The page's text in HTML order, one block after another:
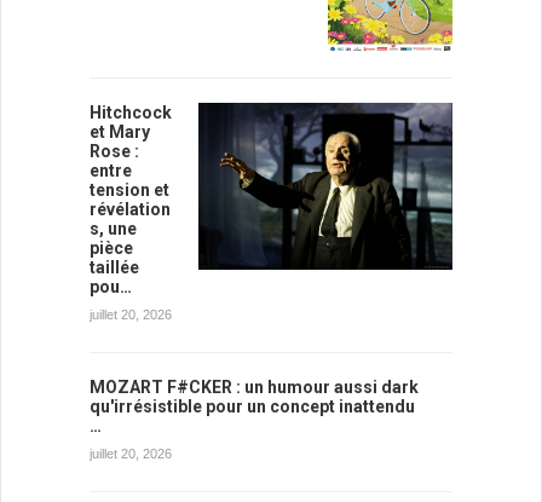
Hitchcock
et Mary
Rose :
entre
tension et
révélation
s, une
pièce
taillée
pou…
juillet 20, 2026
MOZART F#CKER : un humour aussi dark
qu'irrésistible pour un concept inattendu
…
juillet 20, 2026